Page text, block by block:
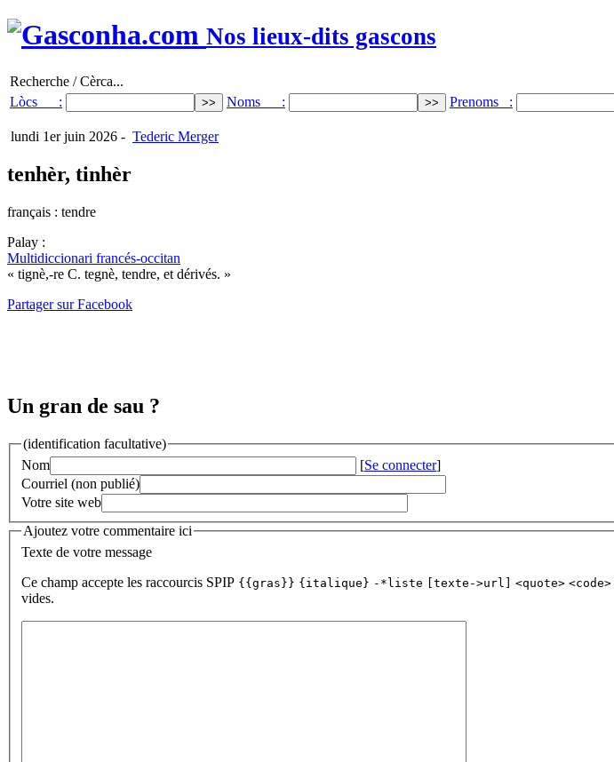
Nos lieux-dits gascons
Recherche / Cèrca...
Lòcs :
Noms : Prenoms :
lundi 1er juin 2026 - Tederic Merger
tenhèr, tinhèr
français : tendre
Palay :
Multidiccionari francés-occitan
« tignè,-re C. tegnè, tendre, et dérivés. »
Partager sur Facebook
Un gran de sau ?
(identification facultative)
Nom
[Se connecter]
Courriel (non publié)
Votre site web
Ajoutez votre commentaire ici
Texte de votre message
Ce champ accepte les raccourcis SPIP {{gras}} {italique} -*liste [texte->url] <quote> <code>
vides.